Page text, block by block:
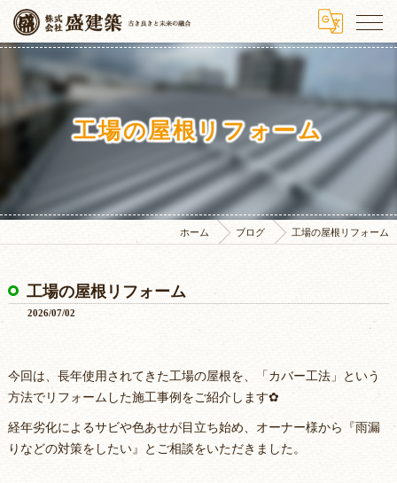
工場の屋根リフォーム
ホーム ブログ 工場の屋根リフォーム
工場の屋根リフォーム
2026/07/02
今回は、長年使用されてきた工場の屋根を、「カバー工法」という
方法でリフォームした施工事例をご紹介します✿
経年劣化によるサビや色あせが目立ち始め、オーナー様から『雨漏
りなどの対策をしたい』とご相談をいただきました。